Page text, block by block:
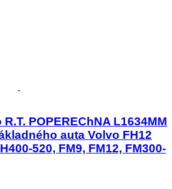
POPEREChNA L1634MM
auta Volvo FH12
520, FM9, FM12, FM300-